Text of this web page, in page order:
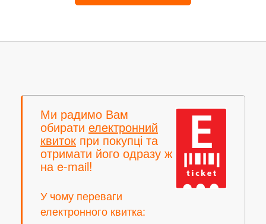
Ми радимо Вам
обирати електронний
квиток при покупці та
отримати його одразу ж
на e-mail!
У чому переваги
електронного квитка: